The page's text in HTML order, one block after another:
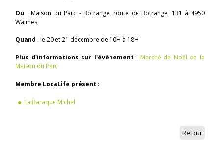
Ou : Maison du Parc - Botrange, route de Botrange, 131 à 4950
Waimes
Quand : le 20 et 21 décembre de 10H à 18H
Plus d'informations sur l'évènement : Marché de Noël de la
Maison du Parc
Membre LocaLife présent :
La Baraque Michel
Retour